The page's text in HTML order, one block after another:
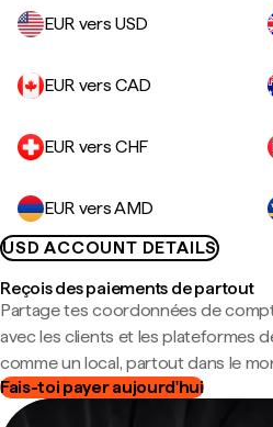
EUR vers USD
EUR vers CAD
EUR vers CHF
EUR vers AMD
USD ACCOUNT DETAILS
Reçois des paiements de partout
Partage tes coordonnées de
avec les clients et les plateformes
comme un local, partout dans le
Fais-toi payer aujourd'hui